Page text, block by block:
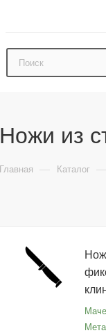
Ножи из
Главная — Каталог —